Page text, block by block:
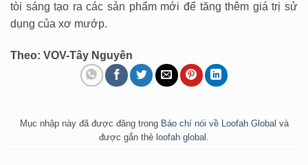
tòi sáng tạo ra các sản phẩm mới để tăng thêm giá trị sử
dụng của xơ mướp.
Theo: VOV-Tây Nguyên
Mục nhập này đã được đăng trong Báo chí nói về Loofah Global và
được gắn thẻ loofah global